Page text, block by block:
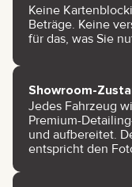
Keine
Beträge. Keine
für das, was Sie
Showroom-
Jedes Fahrzeug
Premium-
und aufbereitet.
entspricht den